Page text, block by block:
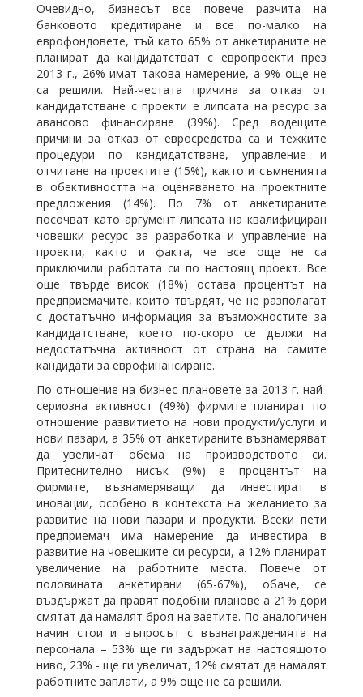
Очевидно, бизнесът все повече разчита на
банковото кредитиране и все по-малко на
еврофондовете, тъй като 65% от анкетираните не
планират да кандидатстват с европроекти през
2013 г., 26% имат такова намерение, а 9% още не
са решили. Най-честата причина за отказ от
кандидатстване с проекти е липсата на ресурс за
авансово финансиране (39%). Сред водещите
причини за отказ от евросредства са и тежките
процедури по кандидатстване, управление и
отчитане на проектите (15%), както и съмненията
в обективността на оценяването на проектните
предложения (14%). По 7% от анкетираните
посочват като аргумент липсата на квалифициран
човешки ресурс за разработка и управление на
проекти, както и факта, че все още не са
приключили работата си по настоящ проект. Все
още твърде висок (18%) остава процентът на
предприемачите, които твърдят, че не разполагат
с достатъчно информация за възможностите за
кандидатстване, което по-скоро се дължи на
недостатъчна активност от страна на самите
кандидати за еврофинансиране.
По отношение на бизнес плановете за 2013 г. най-
сериозна активност (49%) фирмите планират по
отношение развитието на нови продукти/услуги и
нови пазари, а 35% от анкетираните възнамеряват
да увеличат обема на производството си.
Притеснително нисък (9%) е процентът на
фирмите, възнамеряващи да инвестират в
иновации, особено в контекста на желанието за
развитие на нови пазари и продукти. Всеки пети
предприемач има намерение да инвестира в
развитие на човешките си ресурси, а 12% планират
увеличение на работните места. Повече от
половината анкетирани (65-67%), обаче, се
въздържат да правят подобни планове а 21% дори
смятат да намалят броя на заетите. По аналогичен
начин стои и въпросът с възнагражденията на
персонала – 53% ще ги задържат на настоящото
ниво, 23% - ще ги увеличат, 12% смятат да намалят
работните заплати, а 9% още не са решили.